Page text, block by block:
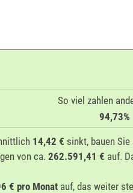
So viel zahlen
94,73%
14,42 € sinkt, bauen
von ca. 262.591,41 € auf.
€ pro Monat auf, das weiter